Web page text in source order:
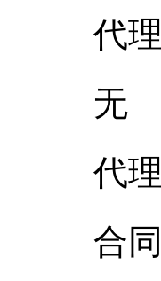
代
无
代
合